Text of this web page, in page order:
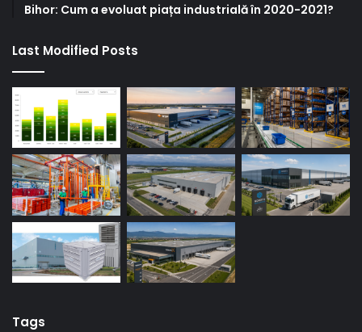
Bihor: Cum a evoluat piața industrială în 2020-2021?
Last Modified Posts
Tags